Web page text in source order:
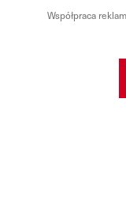
Współpraca